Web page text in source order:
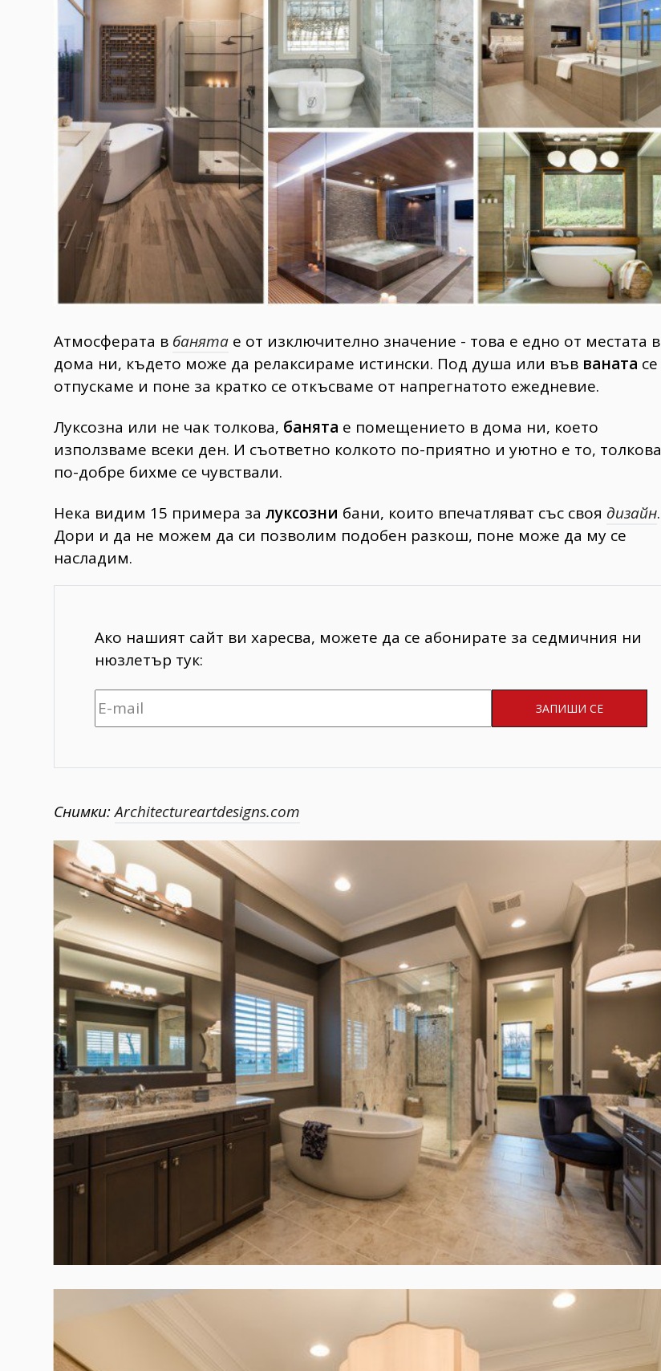
Пътувай 237
Здраве 389
Gentlemen
382
Wellness 1816
ПОСЛЕДВАЙТЕ
Атмосферата в банята е от изключително значение - това е едно от местата в
дома ни, където може да релаксираме истински. Под душа или във ваната се
отпускаме и поне за кратко се откъсваме от напрегнатото ежедневие.
Луксозна или не чак толкова, банята е помещението в дома ни, което
използваме всеки ден. И съответно колкото по-приятно и уютно е то, толкова
по-добре бихме се чувствали.
Нека видим 15 примера за луксозни бани, които впечатляват със своя дизайн.
Дори и да не можем да си позволим подобен разкош, поне може да му се
насладим.
Ако нашият сайт ви харесва, можете да се абонирате за седмичния ни
нюзлетър тук:
Снимки:Architectureartdesigns.com